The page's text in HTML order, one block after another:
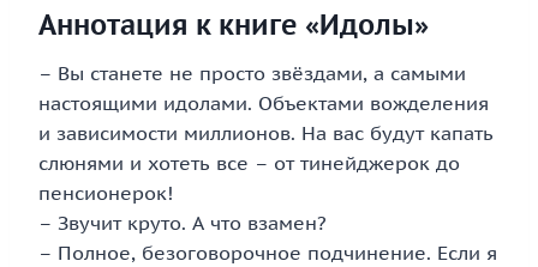
Аннотация к книге «Идолы»
– Вы станете не просто звёздами, а самыми
настоящими идолами. Объектами вожделения
и зависимости миллионов. На вас будут капать
слюнями и хотеть все – от тинейджерок до
пенсионерок!
– Звучит круто. А что взамен?
– Полное, безоговорочное подчинение. Если я